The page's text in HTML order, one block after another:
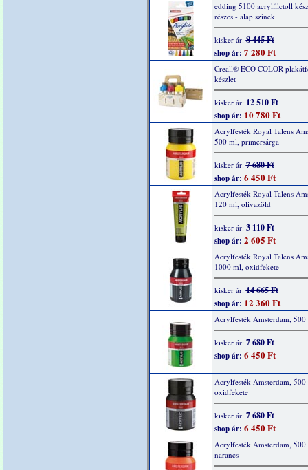
edding 5100 acrylfilctoll
részes - alap színek
kisker ár:8 445 Ft
shop ár: 7 280 Ft
Creall® ECO COLOR
készlet
kisker ár:12 510 Ft
shop ár: 10 780 Ft
Acrylfesték Royal Talens
500 ml, primersárga
kisker ár:7 680 Ft
shop ár: 6 450 Ft
Acrylfesték Royal Talens
120 ml, olivazöld
kisker ár:3 110 Ft
shop ár: 2 605 Ft
Acrylfesték Royal Talens
1000 ml, oxidfekete
kisker ár:14 665 Ft
shop ár: 12 360 Ft
Acrylfesték Amsterdam,
kisker ár:7 680 Ft
shop ár: 6 450 Ft
Acrylfesték Amsterdam, 500
oxidfekete
kisker ár:7 680 Ft
shop ár: 6 450 Ft
Acrylfesték Amsterdam, 500
narancs